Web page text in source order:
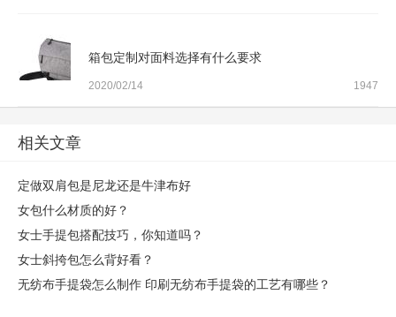
箱包定制对面料选择有什么要求
2020/02/14 1947
相关文章
定做双肩包是尼龙还是牛津布好
女包什么材质的好？
女士手提包搭配技巧，你知道吗？
女士斜挎包怎么背好看？
无纺布手提袋怎么制作 印刷无纺布手提袋的工艺有哪些？